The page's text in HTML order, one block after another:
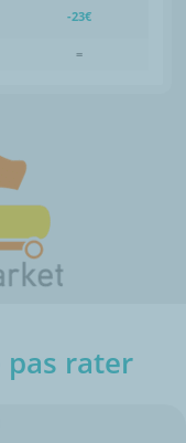
-23€
=
pas rater